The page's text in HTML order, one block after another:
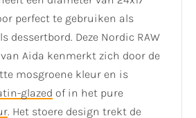
perfect te gebruiken als
dessertbord. Deze Nordic RAW
Aida kenmerkt zich door de
mosgroene kleur en is
glazed of in het pure
. Het stoere design trekt de